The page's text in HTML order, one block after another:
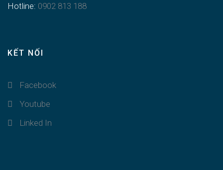
Hotline: 0902 813 188
KẾT NỐI
Facebook
Youtube
Linked In